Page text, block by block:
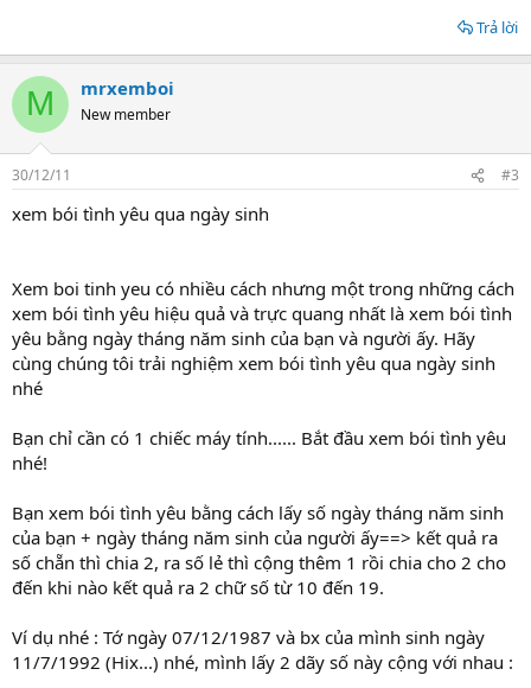
Trả lời
M mrxemboi
New member
30/12/11 #3
xem bói tình yêu qua ngày sinh
Xem boi tinh yeu có nhiều cách nhưng một trong những cách
xem bói tình yêu hiệu quả và trực quang nhất là xem bói tình
yêu bằng ngày tháng năm sinh của bạn và người ấy. Hãy
cùng chúng tôi trải nghiệm xem bói tình yêu qua ngày sinh
nhé
Bạn chỉ cần có 1 chiếc máy tính...... Bắt đầu xem bói tình yêu
nhé!
Bạn xem bói tình yêu bằng cách lấy số ngày tháng năm sinh
của bạn + ngày tháng năm sinh của người ấy==> kết quả ra
số chẵn thì chia 2, ra số lẻ thì cộng thêm 1 rồi chia cho 2 cho
đến khi nào kết quả ra 2 chữ số từ 10 đến 19.
Ví dụ nhé : Tớ ngày 07/12/1987 và bx của mình sinh ngày
11/7/1992 (Hix...) nhé, mình lấy 2 dãy số này cộng với nhau :